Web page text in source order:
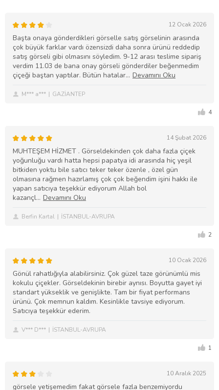
12 Ocak 2026
Başta onaya gönderdikleri görselle satış görselinin arasında
çok büyük farklar vardı özensizdi daha sonra ürünü reddedip
satış görseli gibi olmasını söyledim. 9-12 arası teslime sipariş
verdim 11.03 de bana onay görseli gönderdiler beğenmedim
çiçeği baştan yaptılar. Bütün hatalar
M*** a*** GAZİANTEP
4
14 Şubat 2026
MUHTEŞEM HİZMET . Görseldekinden çok daha fazla çiçek
yoğunluğu vardı hatta hepsi papatya idi arasında hiç yeşil
bitkiden yoktu bile satıcı teker teker özenle , özel gün
olmasına rağmen hazırlamış çok çok beğendim işini hakkı ile
yapan satıcıya teşekkür ediyorum Allah bol
kazançl
Berfin Kartal İSTANBUL-AVRUPA
2
10 Ocak 2026
Gönül rahatlığıyla alabilirsiniz. Çok güzel taze görünümlü mis
kokulu çiçekler. Görseldekinin birebir aynısı. Boyutta gayet iyi
standart yükseklik ve genişlikte. Tam bir fiyat performans
ürünü. Çok memnun kaldım. Kesinlikle tavsiye ediyorum.
Satıcıya teşekkür ederim.
V*** D*** İSTANBUL-AVRUPA
1
10 Aralık 2025
görsele yetişemedim fakat görsele fazla benzemiyordu